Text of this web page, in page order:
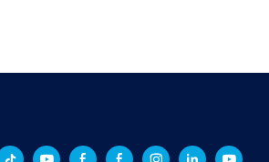
величественными,